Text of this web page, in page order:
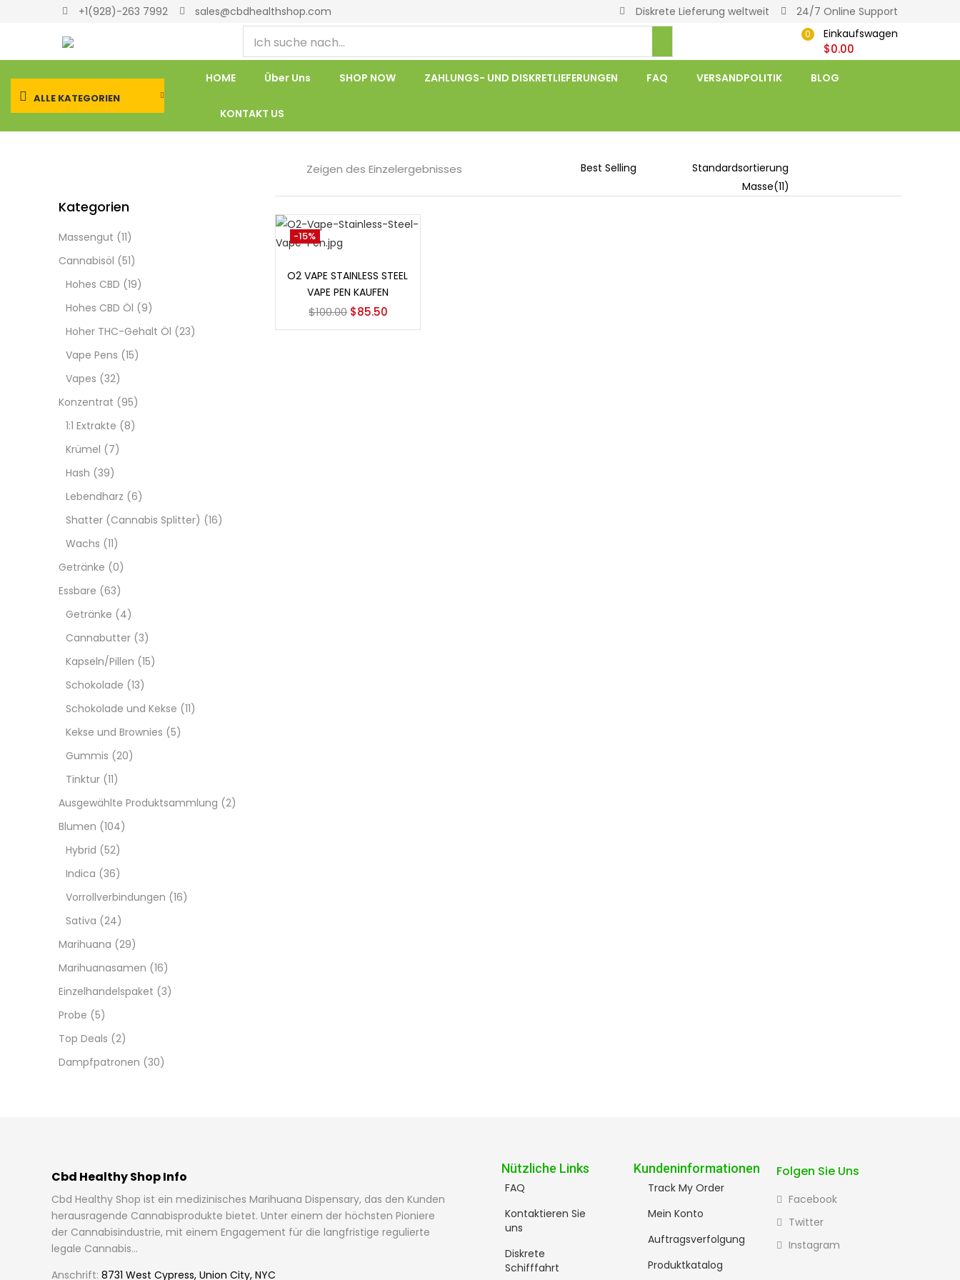
+1(928)-263 7992 sales@cbdhealthshop.com Diskrete Lieferung weltweit 24/7 Online Support
0 Einkaufswagen
$0.00
ALLE KATEGORIEN
HOME Über Uns SHOP NOW ZAHLUNGS- UND DISKRETLIEFERUNGEN FAQ VERSANDPOLITIK BLOG
KONTAKT US
Zeigen des Einzelergebnisses
Zum Warenkorb
O2 VAPE STAINLESS STEEL
VAPE PEN KAUFEN
$100.00 $85.50
-15%
Kategorien
Massengut (11)
Cannabisöl (51)
Hohes CBD (19)
Hohes CBD Öl (9)
Hoher THC-Gehalt Öl (23)
Vape Pens (15)
Vapes (32)
Konzentrat (95)
1:1 Extrakte (8)
Krümel (7)
Hash (39)
Lebendharz (6)
Shatter (Cannabis Splitter) (16)
Wachs (11)
Getränke (0)
Essbare (63)
Getränke (4)
Cannabutter (3)
Kapseln/Pillen (15)
Schokolade (13)
Schokolade und Kekse (11)
Kekse und Brownies (5)
Gummis (20)
Tinktur (11)
Ausgewählte Produktsammlung (2)
Blumen (104)
Hybrid (52)
Indica (36)
Vorrollverbindungen (16)
Sativa (24)
Marihuana (29)
Marihuanasamen (16)
Einzelhandelspaket (3)
Probe (5)
Top Deals (2)
Dampfpatronen (30)
Cbd Healthy Shop Info
Cbd Healthy Shop ist ein medizinisches Marihuana Dispensary, das den Kunden
herausragende Cannabisprodukte bietet. Unter einem der höchsten Pioniere
der Cannabisindustrie, mit einem Engagement für die langfristige regulierte
legale Cannabis...
Anschrift: 8731 West Cypress, Union City, NYC
Nützliche Links
FAQ
Kontaktieren Sie
uns
Diskrete
Schifffahrt
Kundeninformationen
Track My Order
Mein Konto
Auftragsverfolgung
Produktkatalog
Folgen Sie Uns
Facebook
Twitter
Instagram